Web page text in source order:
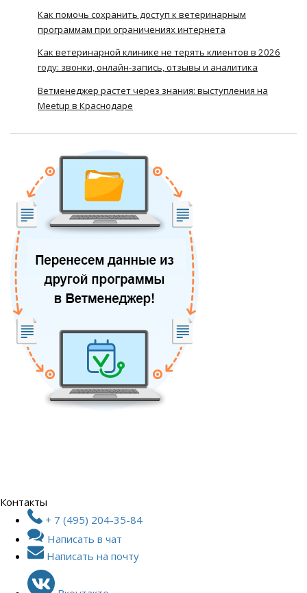
Как помочь сохранить доступ к ветеринарным
программам при ограничениях интернета
Как ветеринарной клинике не терять клиентов в 2026
году: звонки, онлайн-запись, отзывы и аналитика
Ветменеджер растет через знания: выступления на
Meetup в Краснодаре
Контакты
+ 7 (495) 204-35-84
Написать в чат
Написать на почту